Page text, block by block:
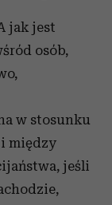
jak jest
osób,
w stosunku
między
jeśli